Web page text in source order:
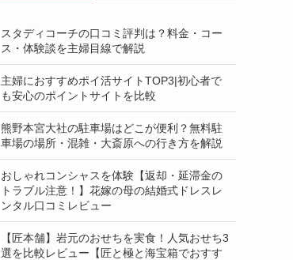
スタディコーチの口コミ評判は？料金・コー
ス・体験談を主婦目線で解説
主婦におすすめポイ活サイトTOP3|初心者で
も安心のポイントサイトを比較
熊野本宮大社の駐車場はどこが便利？無料駐
車場の場所・混雑・大斎原への行き方を解説
おしゃれコンシャスを体験【返却・延滞金の
トラブル注意！】花嫁の母の結婚式ドレスレ
ンタル口コミレビュー
【匠本舗】岩元のおせちを実食！人気おせち3
選を比較レビュー【匠と極と海宝箱でおすす